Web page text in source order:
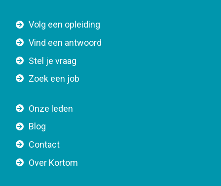
F
o
t
e
a
v
i
a
Volg een opleiding
Vind een antwoord
Stel je vraag
Zoek een job
Onze leden
Blog
Contact
Over Kortom
o
n
a
v
g
t
i
o